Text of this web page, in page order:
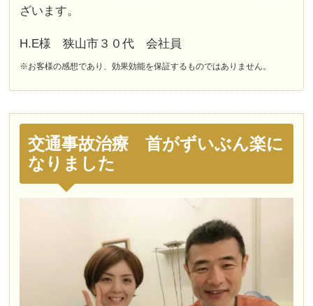
ざいます。
H.E様 狭山市３０代 会社員
※お客様の感想であり、効果効能を保証するものではありません。
交通事故治療 首がずいぶん楽に
なりました